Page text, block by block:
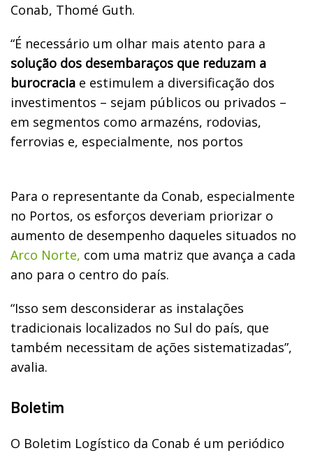
Conab, Thomé Guth.
“É necessário um olhar mais atento para a
solução dos desembaraços que reduzam a
burocracia e estimulem a diversificação dos
investimentos – sejam públicos ou privados –
em segmentos como armazéns, rodovias,
ferrovias e, especialmente, nos portos
Para o representante da Conab, especialmente
no Portos, os esforços deveriam priorizar o
aumento de desempenho daqueles situados no
Arco Norte, com uma matriz que avança a cada
ano para o centro do país.
“Isso sem desconsiderar as instalações
tradicionais localizados no Sul do país, que
também necessitam de ações sistematizadas”,
avalia.
Boletim
O Boletim Logístico da Conab é um periódico